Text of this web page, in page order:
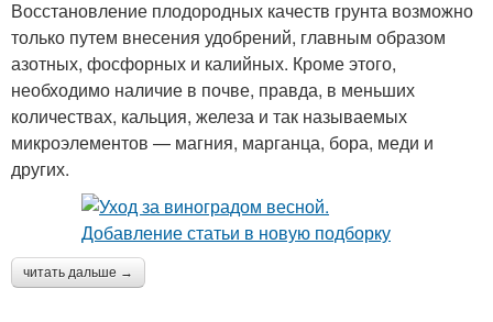
Восстановление плодородных качеств грунта возможно
только путем внесения удобрений, главным образом
азотных, фосфорных и калийных. Кроме этого,
необходимо наличие в почве, правда, в меньших
количествах, кальция, железа и так называемых
микроэлементов — магния, марганца, бора, меди и
других.
читать дальше →